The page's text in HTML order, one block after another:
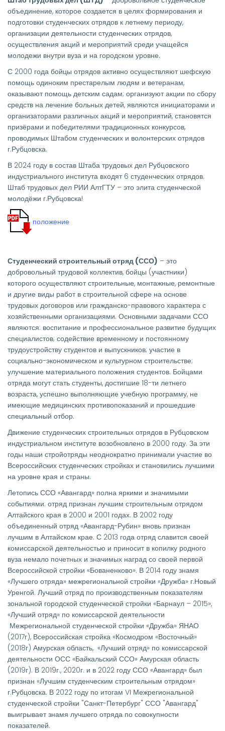
объединение, которое создается в целях формирования и
подготовки студенческих отрядов к летнему периоду,
организации деятельности студенческих отрядов,
осуществления акций и мероприятий среди учащейся
молодежи внутри вуза и на городском уровне.
С 2000 года бойцы отрядов активно осуществляют шефскую
помощь одиноким престарелым людям и ветеранам,
оказывают помощь детским садам; организуют акции по сбору
средств на лечение больных детей, являются инициаторами и
организаторами различных акций и мероприятий, становятся
призёрами и победителями традиционных конкурсов,
проводимых Штабом студенческих и волонтерских отрядов
г.Рубцовска.
В 2024 году в состав Штаба трудовых дел Рубцовского
индустриального института входят 6 студенческих отрядов.
Штаб трудовых дел РИИ АлтГТУ – это элита студенческой
молодёжи г.Рубцовска!
положение
Студенческий строительный отряд (ССО) – это
добровольный трудовой коллектив, бойцы (участники)
которого осуществляют строительные, монтажные, ремонтные
и другие виды работ в строительной сфере на основе
трудовых договоров или гражданско-правового характера с
хозяйственными организациями. Основными задачами ССО
являются: воспитание и профессиональное развитие будущих
специалистов; содействие временному и постоянному
трудоустройству студентов и выпускников; участие в
социально-экономическом и культурном строительстве;
улучшение материального положения студентов. Бойцами
отряда могут стать студенты, достигшие 18-ти летнего
возраста, успешно выполняющие учебную программу, не
имеющие медицинских противопоказаний и прошедшие
специальный отбор.
Движение студенческих строительных отрядов в Рубцовском
индустриальном институте возобновлено в 2000 году. За эти
годы наши стройотряды неоднократно принимали участие во
Всероссийских студенческих стройках и становились лучшими
на уровне края и страны.
Летопись ССО «Авангард» полна яркими и значимыми
событиями: отряд признан лучшим строительным отрядом
Алтайского края в 2000 и 2001 годах. В 2002 году
объединенный отряд «Авангард-Рубин» вновь признан
лучшим в Алтайском крае. С 2013 года отряд славится своей
комиссарской деятельностью и приносит в копилку родного
вуза немало почетных и значимых наград со своей первой
Всероссийской стройки «Бованенково». В 2014 году знамя
«Лучшего отряда» межрегиональной стройки «Дружба» г.Новый
Уренгой. Лучший отряд по производственным показателям
зональной городской студенческой стройки «Барнаул – 2015»,
«Лучший отряд» по комиссарской деятельности
Межрегиональной студенческой стройки «Дружба» ЯНАО
(2017г), Всероссийская стройка «Космодром «Восточный»
(2018г) Амурская область, «Лучший отряд» по комиссарской
деятельности ОСС «Байкальский ССО» Амурская область
(2019г). В 2019г., 2020г. и в 2022 году ССО «Авангард» был
признан «Лучшим студенческим строительным отрядом»
г.Рубцовска. В 2022 году по итогам VI Межрегиональной
студенческой стройки "Санкт-Петербург" ССО "Авангард"
выигрывает знамя лучшего отряда по совокупности
показателей.